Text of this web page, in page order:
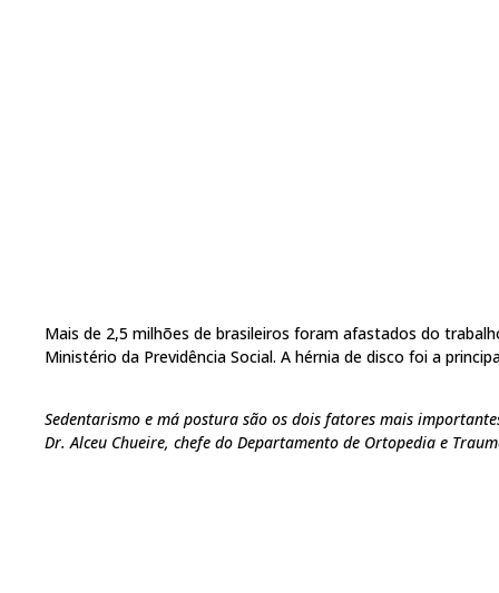
Mais de 2,5 milhões de brasileiros foram afastados do
Ministério da Previdência Social. A hérnia de disco foi a
Sedentarismo e má postura são os dois fatores mais
Dr. Alceu Chueire, chefe do Departamento de Ortopedia e